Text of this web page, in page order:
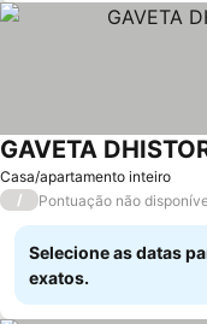
Casa/apartamento inteiro
GAVETA
/ Pontuação não
Selecione as datas
exatos.